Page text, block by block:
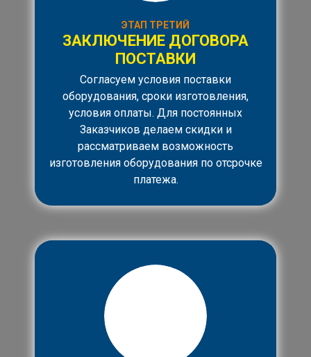
ЭТАП ТРЕТИЙ
ЗАКЛЮЧЕНИЕ ДОГОВОРА
ПОСТАВКИ
Согласуем условия поставки
оборудования, сроки изготовления,
условия оплаты. Для постоянных
Заказчиков делаем скидки и
рассматриваем возможность
изготовления оборудования по отсрочке
платежа.